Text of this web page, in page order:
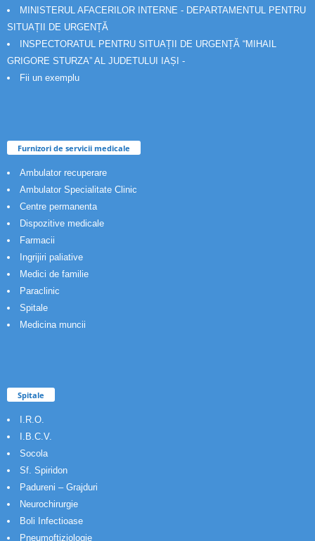
MINISTERUL AFACERILOR INTERNE - DEPARTAMENTUL PENTRU
SITUAȚII DE URGENȚĂ
INSPECTORATUL PENTRU SITUAȚII DE URGENȚĂ “MIHAIL
GRIGORE STURZA” AL JUDETULUI IAȘI -
Fii un exemplu
Furnizori de servicii medicale
Ambulator recuperare
Ambulator Specialitate Clinic
Centre permanenta
Dispozitive medicale
Farmacii
Ingrijiri paliative
Medici de familie
Paraclinic
Spitale
Medicina muncii
Spitale
I.R.O.
I.B.C.V.
Socola
Sf. Spiridon
Padureni – Grajduri
Neurochirurgie
Boli Infectioase
Pneumoftiziologie